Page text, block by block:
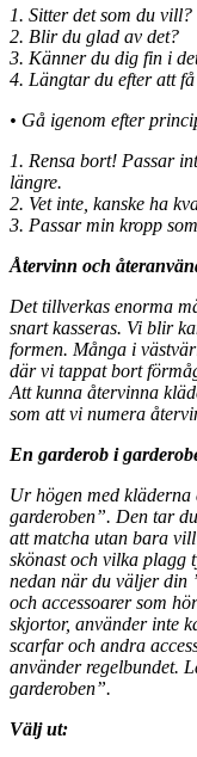
1. Sitter det som du vill?
2. Blir du glad av det?
3. Känner du dig fin i
4. Längtar du efter att
• Gå igenom efter
1. Rensa bort! Passar
längre.
2. Vet inte, kanske ha
3. Passar min kropp
Återvinn och
Det tillverkas enorma
snart kasseras. Vi blir
formen. Många i
där vi tappat bort
Att kunna återvinna
som att vi numera
En garderob i
Ur högen med
garderoben”. Den tar
att matcha utan bara
skönast och vilka plagg
nedan när du väljer din
och accessoarer som
skjortor, använder inte
scarfar och andra
använder regelbundet.
garderoben”.
Välj ut: